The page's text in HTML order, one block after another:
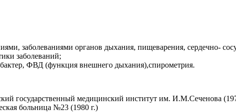
заболеваниями органов дыхания, пищеварения, сердечно-
заболеваний;
ФВД (функция внешнего дыхания),спирометрия.
государственный медицинский институт им. И.М.Сеченова
больница №23 (1980 г.)